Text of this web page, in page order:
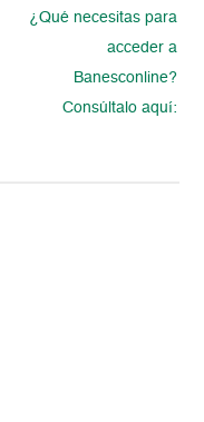
¿Qué necesitas para
acceder a
Banesconline?
Consúltalo aquí: